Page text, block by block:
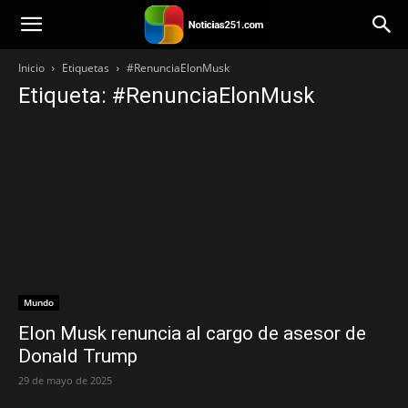
Noticias251
Inicio Etiquetas #RenunciaElonMusk
Etiqueta: #RenunciaElonMusk
Mundo
Elon Musk renuncia al cargo de asesor de
Donald Trump
29 de mayo de 2025